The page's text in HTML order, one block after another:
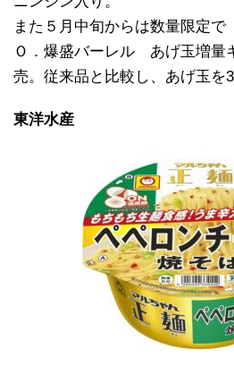
また５月中旬からは数量限定で
Ｏ．爆盛バーレル あげ玉増量
売。従来品と比較し、あげ玉を
東洋水産